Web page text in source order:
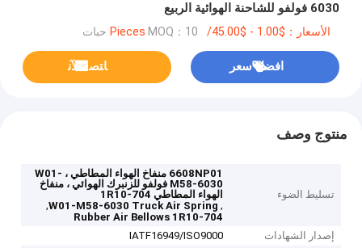
6030 فولفو للشاحنة الهوائية الربيع
الأسعار：$1.00 - $45.00/Pieces MOQ：10 حبات
افضل سعر ﺎﺘﺼﻟ ﺍﻶﻧ
منتوج وصف
تسليط الضوء
6608NP01 منفاخ الهواء المطاطي ، W01-
M58-6030 فولفو للزنبرك الهوائي ، منفاخ
الهواء المطاطي 1R10-704
,
W01-M58-6030 Truck Air Spring
,
Rubber Air Bellows 1R10-704
إصدار الشهادات
IATF16949/ISO9000